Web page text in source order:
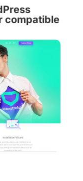
compatible